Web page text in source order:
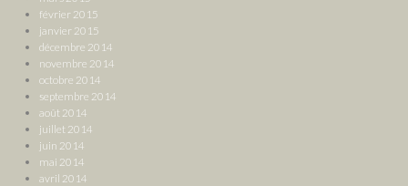
février 2015
janvier 2015
décembre 2014
novembre 2014
octobre 2014
septembre 2014
août 2014
juillet 2014
juin 2014
mai 2014
avril 2014